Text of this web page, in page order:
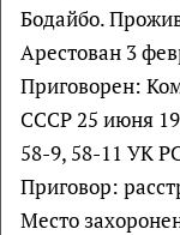
Бодайбо.
Арестован 3
Приговорен:
СССР 25 июня
58-9, 58-11 УК
Приговор:
Место